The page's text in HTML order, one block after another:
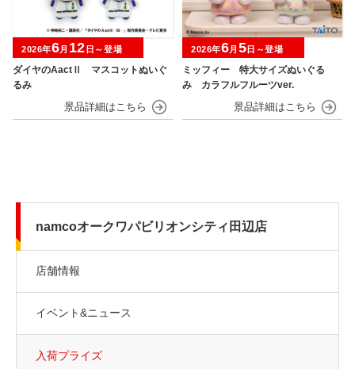
ダイヤのAactⅡ マスコットぬいぐ
るみ
2026年6月 12 日～登場
ミッフィー 特大サイズぬいぐる
み カラフルフルーツver.
2026年6月 5日～登場
namcoオークワパビリオンシティ田辺店
店舗情報
イベント&ニュース
入荷プライズ